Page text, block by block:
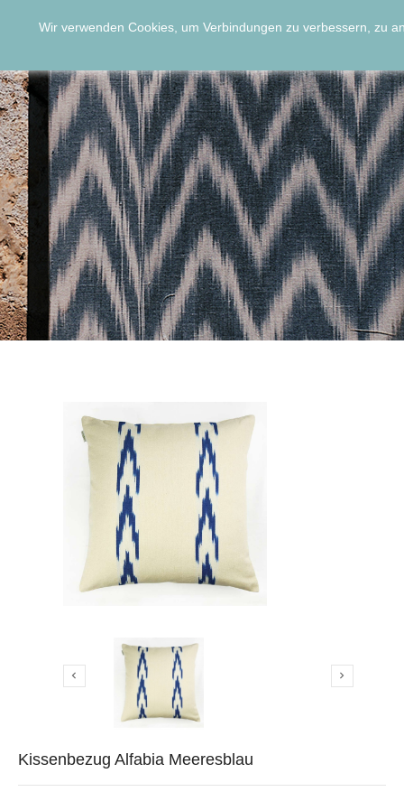
Wir verwenden Cookies, um Verbindungen zu verbessern, zu
 
Kissenbezug Alfabia Meeresblau